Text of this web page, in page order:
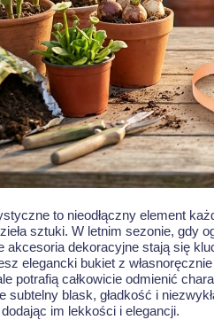
to nieodłączny element
sztuki. W letnim sezonie, gdy
akcesoria dekoracyjne stają się
elegancki bukiet z
potrafią całkowicie odmienić
subtelny blask, gładkość i
dodając im lekkości i elegancji.